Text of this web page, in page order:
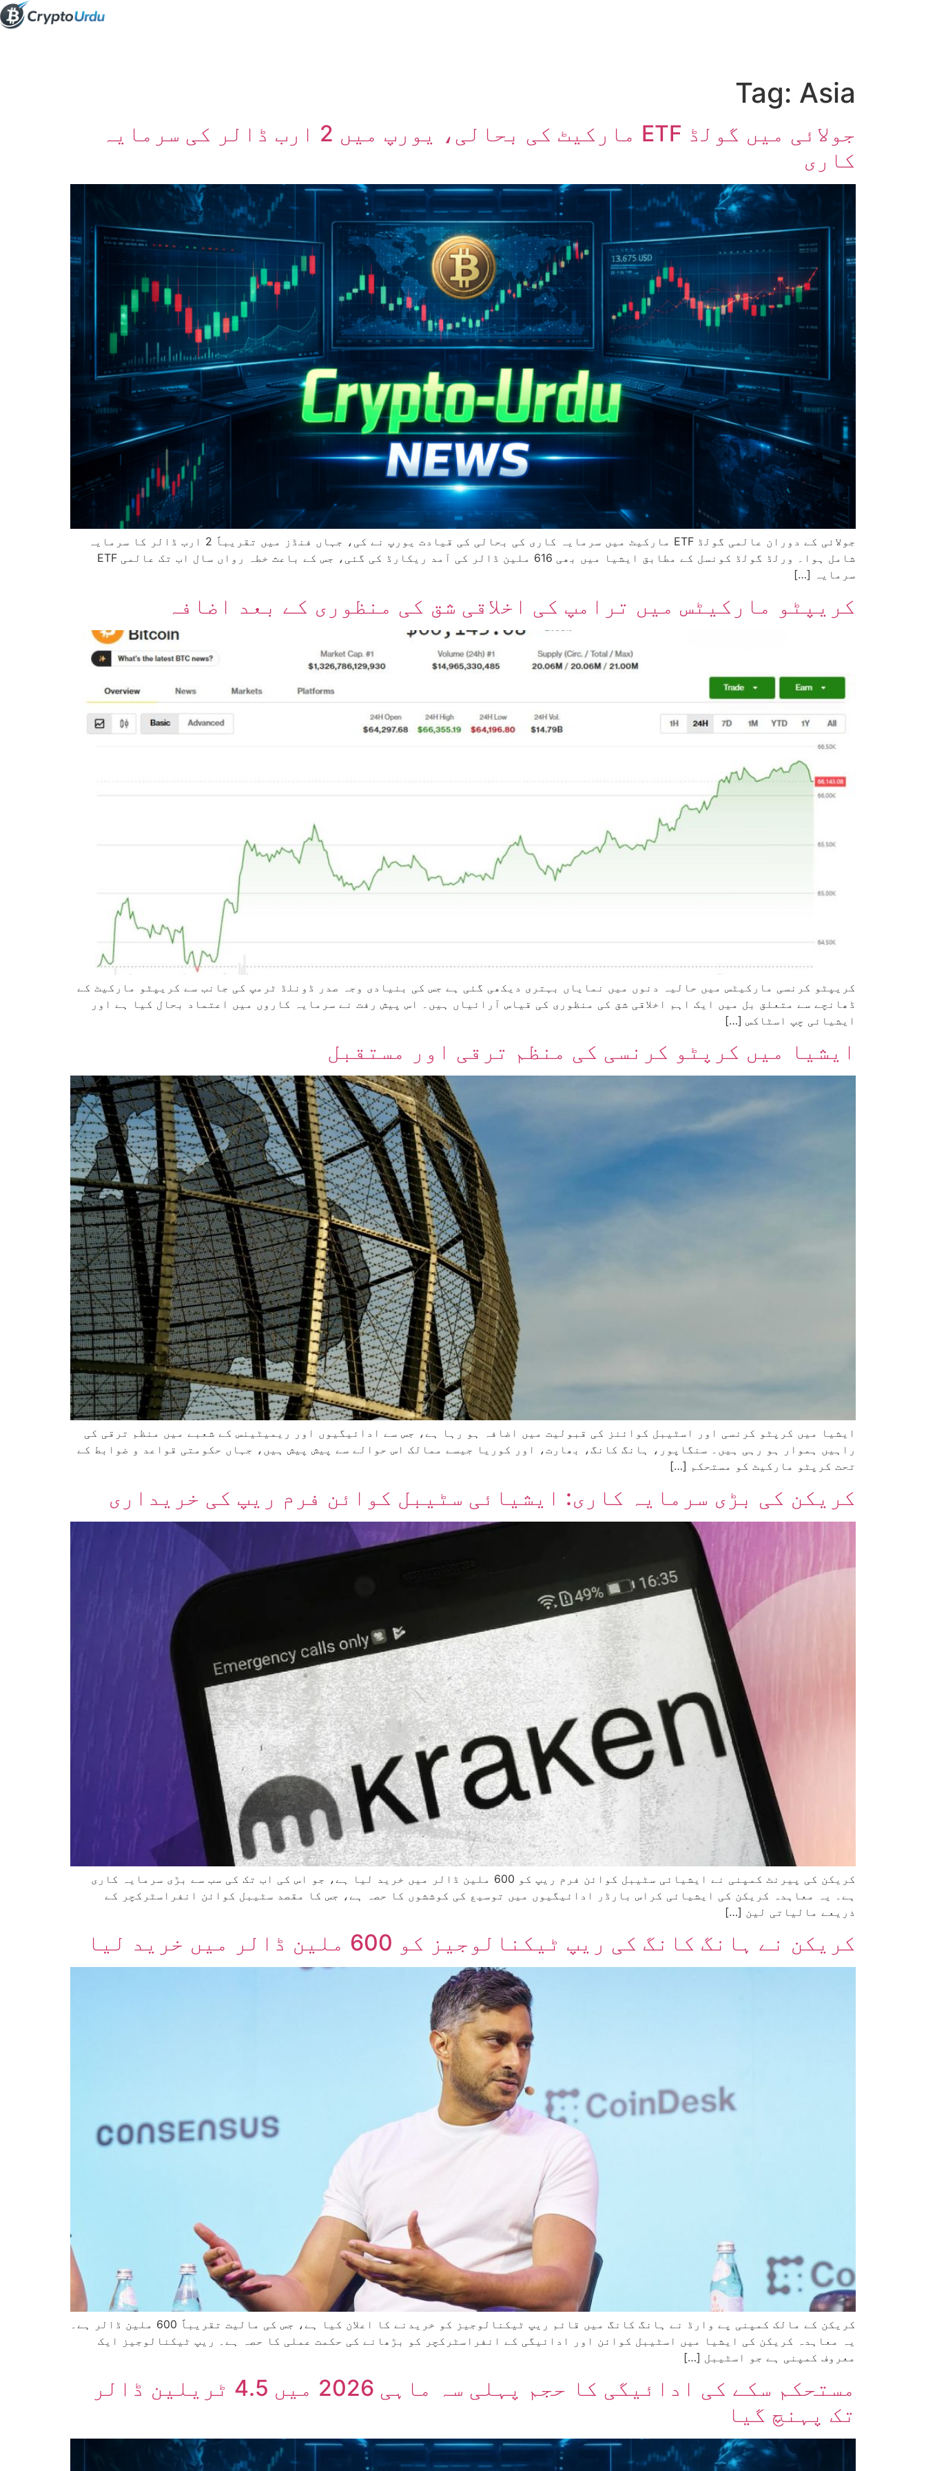
Tag: Asia
جولائی میں گولڈ ETF مارکیٹ کی بحالی، یورپ میں 2 ارب ڈالر کی سرمایہ
کاری
جولائی کے دوران عالمی گولڈ ETF مارکیٹ میں سرمایہ کاری کی بحالی کی قیادت یورپ نے کی، جہاں فنڈز میں تقریباً 2 ارب ڈالر کا سرمایہ
شامل ہوا۔ ورلڈ گولڈ کونسل کے مطابق ایشیا میں بھی 616 ملین ڈالر کی آمد ریکارڈ کی گئی، جس کے باعث خطہ رواں سال اب تک عالمی ETF
سرمایہ […]
کریپٹو مارکیٹس میں ترامپ کی اخلاقی شق کی منظوری کے بعد اضافہ
کریپٹو کرنسی مارکیٹس میں حالیہ دنوں میں نمایاں بہتری دیکھی گئی ہے جس کی بنیادی وجہ صدر ڈونلڈ ٹرمپ کی جانب سے کریپٹو مارکیٹ کے
ڈھانچے سے متعلق بل میں ایک اہم اخلاقی شق کی منظوری کی قیاس آرائیاں ہیں۔ اس پیش رفت نے سرمایہ کاروں میں اعتماد بحال کیا ہے اور
ایشیائی چپ اسٹاکس […]
ایشیا میں کرپٹو کرنسی کی منظم ترقی اور مستقبل
ایشیا میں کرپٹو کرنسی اور اسٹیبل کوائنز کی قبولیت میں اضافہ ہو رہا ہے، جس سے ادائیگیوں اور ریمیٹینس کے شعبے میں منظم ترقی کی
راہیں ہموار ہو رہی ہیں۔ سنگاپور، ہانگ کانگ، بھارت، اور کوریا جیسے ممالک اس حوالے سے پیش پیش ہیں، جہاں حکومتی قواعد و ضوابط کے
تحت کرپٹو مارکیٹ کو مستحکم […]
کریکن کی بڑی سرمایہ کاری: ایشیائی سٹیبل کوائن فرم ریپ کی خریداری
کریکن کی پیرنٹ کمپنی نے ایشیائی سٹیبل کوائن فرم ریپ کو 600 ملین ڈالر میں خرید لیا ہے، جو اس کی اب تک کی سب سے بڑی سرمایہ کاری
ہے۔ یہ معاہدہ کریکن کی ایشیائی کراس بارڈر ادائیگیوں میں توسیع کی کوششوں کا حصہ ہے، جس کا مقصد سٹیبل کوائن انفراسٹرکچر کے
ذریعے مالیاتی لین […]
کریکن نے ہانگ کانگ کی ریپ ٹیکنالوجیز کو 600 ملین ڈالر میں خرید لیا
کریکن کے مالک کمپنی پے وارڈ نے ہانگ کانگ میں قائم ریپ ٹیکنالوجیز کو خریدنے کا اعلان کیا ہے، جس کی مالیت تقریباً 600 ملین ڈالر ہے۔
یہ معاہدہ کریکن کی ایشیا میں اسٹیبل کوائن اور ادائیگی کے انفراسٹرکچر کو بڑھانے کی حکمت عملی کا حصہ ہے۔ ریپ ٹیکنالوجیز ایک
معروف کمپنی ہے جو اسٹیبل […]
مستحکم سکے کی ادائیگی کا حجم پہلی سہ ماہی 2026 میں 4.5 ٹریلین ڈالر
تک پہنچ گیا